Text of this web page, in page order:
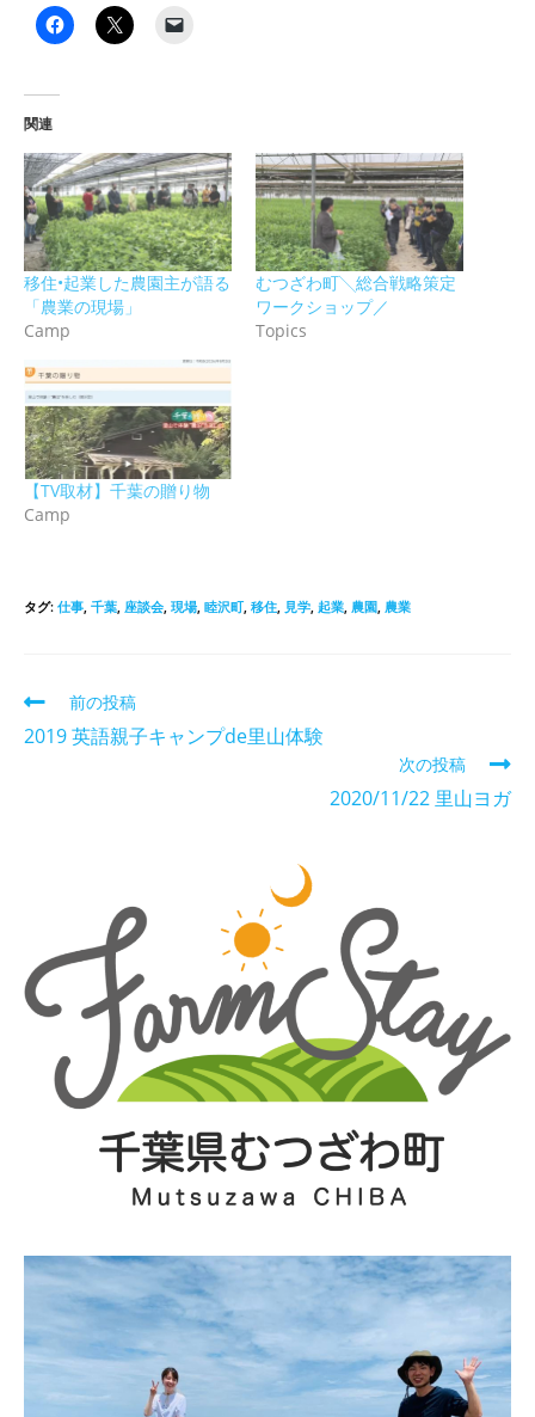
関連
移住•起業した農園主が語る
「農業の現場」
Camp
むつざわ町╲総合戦略策定
ワークショップ／
Topics
【TV取材】千葉の贈り物
Camp
タグ: 仕事 千葉 座談会 現場 睦沢町, 移住 見学 起業 農園 農業
前の投稿
2019 英語親子キャンプde里山体験
次の投稿
2020/11/22 里山ヨガ